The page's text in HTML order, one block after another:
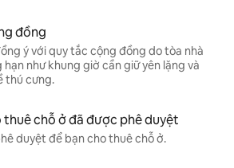
đồng
ý với quy tắc cộng đồng do tòa nhà
như khung giờ cần giữ yên lặng và
thú cưng.
thuê chỗ ở đã được phê duyệt
duyệt để bạn cho thuê chỗ ở.